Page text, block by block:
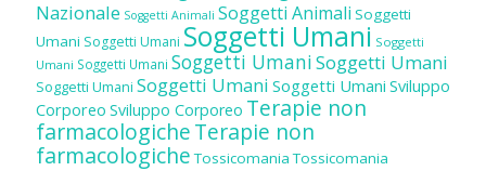
Nazionale Soggetti Animali Soggetti Animali Soggetti
Umani Soggetti Umani Soggetti Umani Soggetti
Umani Soggetti Umani Soggetti UmaniSoggetti Umani
Soggetti Umani Soggetti Umani Soggetti Umani Sviluppo
Corporeo Sviluppo Corporeo Terapie non
farmacologicheTerapie non
farmacologiche Tossicomania Tossicomania